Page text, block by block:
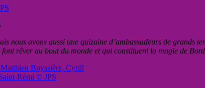
nous avons aussi une quizaine d’ambassadeurs de grands
rêver au bout du monde et qui constituent la magie de